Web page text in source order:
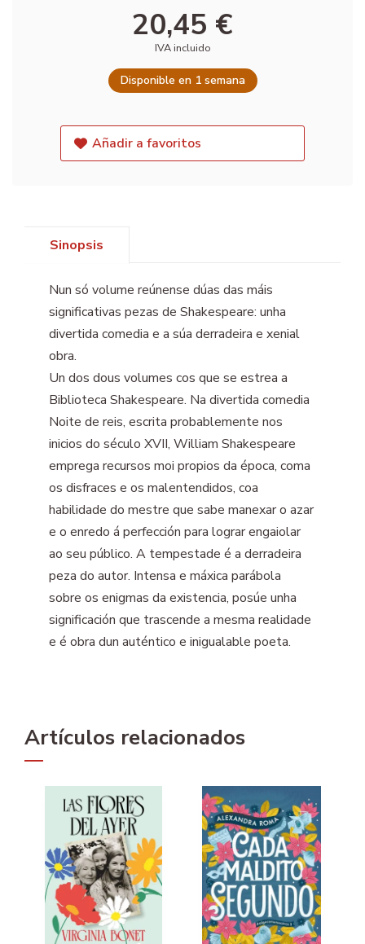
20,45 €
IVA incluido
Disponible en 1 semana
Añadir a favoritos
Sinopsis
Nun só volume reúnense dúas das máis
significativas pezas de Shakespeare: unha
divertida comedia e a súa derradeira e xenial
obra.
Un dos dous volumes cos que se estrea a
Biblioteca Shakespeare. Na divertida comedia
Noite de reis, escrita probablemente nos
inicios do século XVII, William Shakespeare
emprega recursos moi propios da época, coma
os disfraces e os malentendidos, coa
habilidade do mestre que sabe manexar o azar
e o enredo á perfección para lograr engaiolar
ao seu público. A tempestade é a derradeira
peza do autor. Intensa e máxica parábola
sobre os enigmas da existencia, posúe unha
significación que trascende a mesma realidade
e é obra dun auténtico e inigualable poeta.
Artículos relacionados